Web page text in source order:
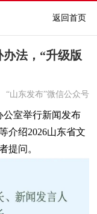
返回首页
法，“升级版
“山东发布”微信公众号
公室举行新闻发布
介绍2026山东省文
提问。